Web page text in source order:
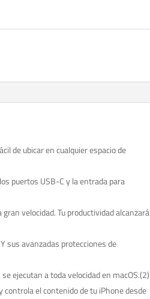
de ubicar en cualquier espacio de
puertos USB-C y la entrada para
velocidad. Tu productividad alcanzará
sus avanzadas protecciones de
ejecutan a toda velocidad en macOS.(2)
controla el contenido de tu iPhone desde